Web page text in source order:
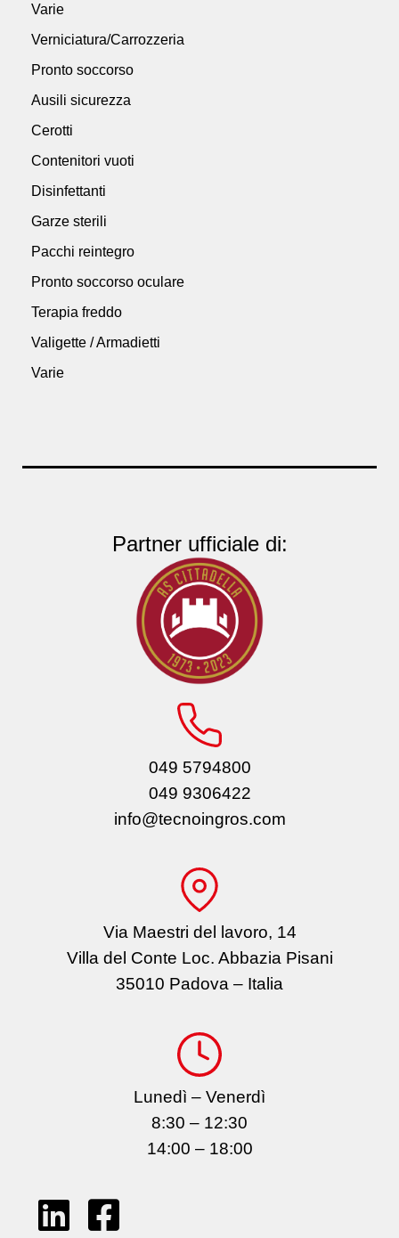
Varie
Verniciatura/Carrozzeria
Pronto soccorso
Ausili sicurezza
Cerotti
Contenitori vuoti
Disinfettanti
Garze sterili
Pacchi reintegro
Pronto soccorso oculare
Terapia freddo
Valigette / Armadietti
Varie
Partner ufficiale di:
049 5794800
049 9306422
info@tecnoingros.com
Via Maestri del lavoro, 14
Villa del Conte Loc. Abbazia Pisani
35010 Padova – Italia
Lunedì – Venerdì
8:30 – 12:30
14:00 – 18:00